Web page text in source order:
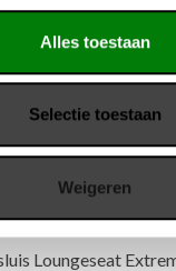
Alles toestaan
Selectie toestaan
Weigeren
Extreme
Loungeseat